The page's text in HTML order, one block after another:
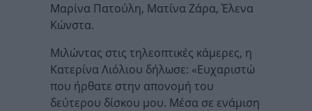
Μαρίνα Πατούλη, Ματίνα Ζάρα, Έλενα
Κώνστα.
Μιλώντας στις τηλεοπτικές κάμερες, η
Κατερίνα Λιόλιου δήλωσε: «Ευχαριστώ
που ήρθατε στην απονομή του
δεύτερου δίσκου μου. Μέσα σε ενάμιση